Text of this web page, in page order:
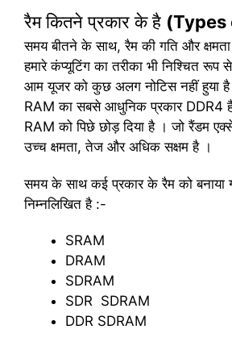
रैम कितने प्रकार के है (Types
समय बीतने के साथ, रैम की गति और
हमारे कंप्यूटिंग का तरीका भी निश्चित
आम यूजर को कुछ अलग नोटिस नहीं हुया
RAM का सबसे आधुनिक प्रकार DDR4
RAM को पिछे छोड़ दिया है । जो रैंडम
उच्च क्षमता, तेज और अधिक सक्षम है ।
समय के साथ कई प्रकार के रैम को बनाया
निम्नलिखित है :-
SRAM
DRAM
SDRAM
SDR SDRAM
DDR SDRAM